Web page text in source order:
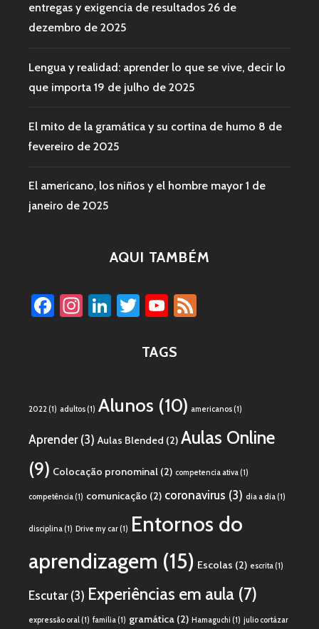
entregas y exigencia de resultados 26 de
dezembro de 2025
Lengua y realidad: aprender lo que se vive, decir lo
que importa 19 de julho de 2025
El mito de la gramática y su cortina de humo 8 de
fevereiro de 2025
El americano, los niños y el hombre mayor 1 de
janeiro de 2025
AQUI TAMBÉM
Facebook
Instagram
LinkedIn
TwitterYouTube
TAGS
2022(1) adultos(1) Alunos (10) americanos(1)
Aprender(3) Aulas Blended (2) Aulas Online
(9) Colocação pronominal (2) competencia ativa(1)
competência(1) comunicação (2) coronavirus (3) dia a dia(1)
disciplina(1) Drive my car(1) Entornos do
aprendizagem (15) Escolas (2) escrita(1)
Escutar(3) Experiências em aula (7)
expressão oral(1) familia(1) gramática (2) Hamaguchi (1) julio cortázar